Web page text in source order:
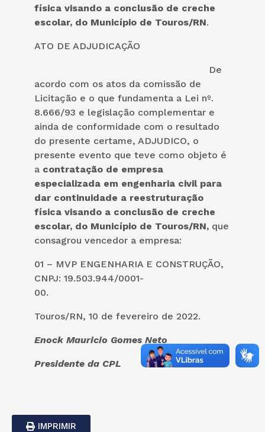
física visando a conclusão de creche
escolar, do Município de Touros/RN.
ATO DE ADJUDICAÇÃO
De
acordo com os atos da comissão de
Licitação e o que fundamenta a Lei nº.
8.666/93 e legislação complementar e
ainda de conformidade com o resultado
do presente certame, ADJUDICO, o
presente evento que teve como objeto é
a contratação de empresa
especializada em engenharia civil para
dar continuidade a reestruturação
física visando a conclusão de creche
escolar, do Município de Touros/RN, que
consagrou vencedor a empresa:
01 – MVP ENGENHARIA E CONSTRUÇÃO,
CNPJ: 19.503.944/0001-
00.
Touros/RN, 10 de fevereiro de 2022.
Enock Mauricio Gomes Neto
Presidente da CPL
IMPRIMIR